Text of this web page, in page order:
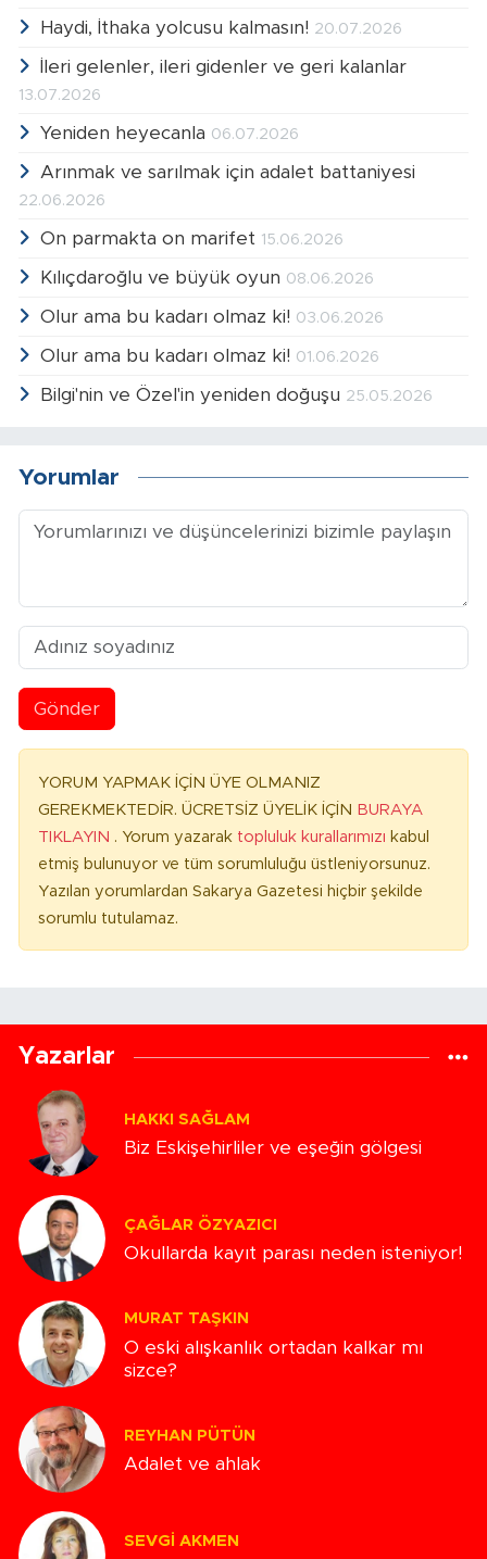
Haydi, İthaka yolcusu kalmasın! 20.07.2026
İleri gelenler, ileri gidenler ve geri kalanlar
13.07.2026
Yeniden heyecanla 06.07.2026
Arınmak ve sarılmak için adalet battaniyesi
22.06.2026
On parmakta on marifet 15.06.2026
Kılıçdaroğlu ve büyük oyun 08.06.2026
Olur ama bu kadarı olmaz ki! 03.06.2026
Olur ama bu kadarı olmaz ki! 01.06.2026
Bilgi'nin ve Özel'in yeniden doğuşu 25.05.2026
Yorumlar
Gönder
YORUM YAPMAK İÇİN ÜYE OLMANIZ
GEREKMEKTEDİR. ÜCRETSİZ ÜYELİK İÇİN BURAYA
TIKLAYIN . Yorum yazarak topluluk kurallarımızı kabul
etmiş bulunuyor ve tüm sorumluluğu üstleniyorsunuz.
Yazılan yorumlardan Sakarya Gazetesi hiçbir şekilde
sorumlu tutulamaz.
Yazarlar
HAKKI SAĞLAM
Biz Eskişehirliler ve eşeğin gölgesi
ÇAĞLAR ÖZYAZICI
Okullarda kayıt parası neden isteniyor!
MURAT TAŞKIN
O eski alışkanlık ortadan kalkar mı
sizce?
REYHAN PÜTÜN
Adalet ve ahlak
SEVGI AKMEN